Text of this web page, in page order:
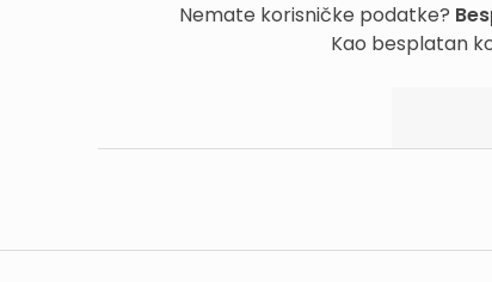
Nemate korisničke podatke?
Kao besplatan